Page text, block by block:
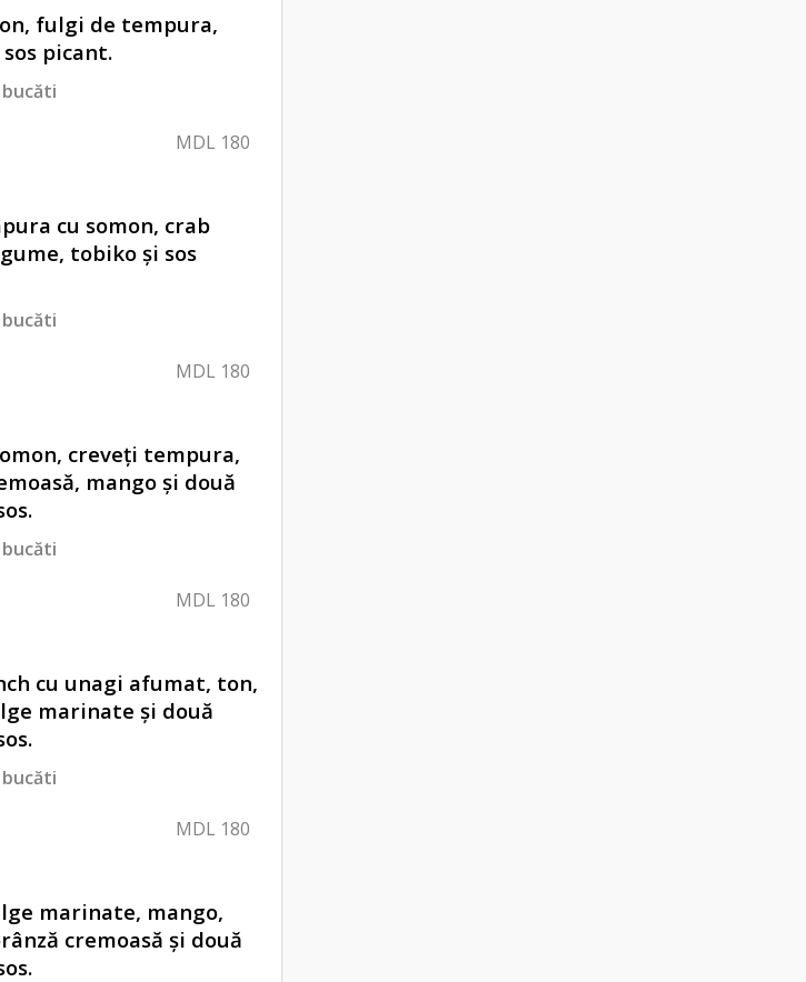
fulgi de tempura,
picant.
MDL 180
cu somon, crab
tobiko și sos
MDL 180
creveți tempura,
mango și două
MDL 180
cu unagi afumat, ton,
marinate și două
MDL 180
marinate, mango,
cremoasă și două